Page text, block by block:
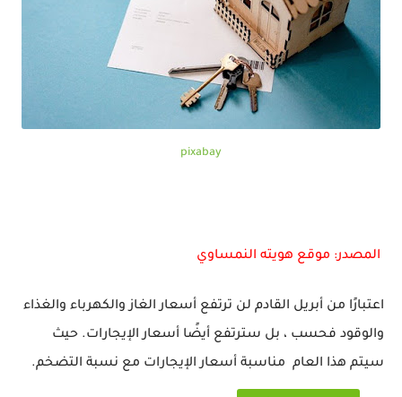
pixabay
المصدر: موقع هويته النمساوي
اعتبارًا من أبريل القادم لن ترتفع أسعار الغاز والكهرباء والغذاء
والوقود فحسب ، بل سترتفع أيضًا أسعار الإيجارات. حيث
سيتم هذا العام مناسبة أسعار الإيجارات مع نسبة التضخم.